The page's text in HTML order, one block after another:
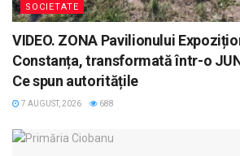
SOCIETATE
VIDEO. ZONA Pavilionului
Constanța, transformată într-o
Ce spun autoritățile
7 AUGUST, 2026 688